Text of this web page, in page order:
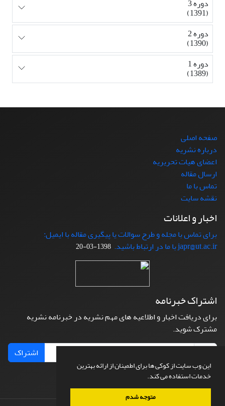
این وب سایت از کوکی ها برای اطمینان از ارائه بهترین
خدمات استفاده می کند.
متوجه شدم
دوره 3
(1391)
دوره 2
(1390)
دوره 1
(1389)
صفحه اصلی
درباره نشریه
اعضای هیات تحریریه
ارسال مقاله
تماس با ما
نقشه سایت
اخبار و اعلانات
برای تماس با مجله و طرح سوالات یا پیگیری مقاله با ایمیل:
japr@ut.ac.ir با ما در ارتباط باشید.
1398-03-20
اشتراک خبرنامه
برای دریافت اخبار و اطلاعیه های مهم نشریه در خبرنامه نشریه
مشترک شوید.
اشتراک